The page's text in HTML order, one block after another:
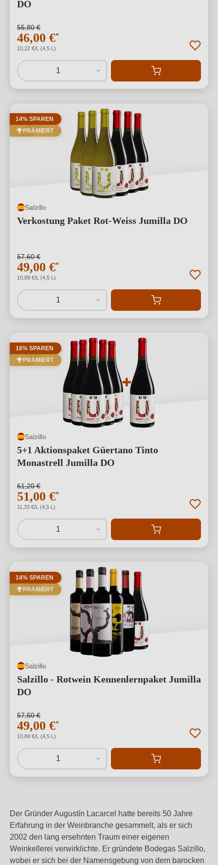
DO
55,80 €
46,00 €*
10,22 €/L (4,5 L)
1
14% SPAREN
PRÄMIERT
Salzillo
Verkostung Paket Rot-Weiss Jumilla DO
57,60 €
49,00 €*
10,89 €/L (4,5 L)
1
16% SPAREN
PRÄMIERT
Salzillo
5+1 Aktionspaket Güertano Tinto
Monastrell Jumilla DO
61,20 €
51,00 €*
11,33 €/L (4,5 L)
1
14% SPAREN
PRÄMIERT
Salzillo
Salzillo - Rotwein Kennenlernpaket Jumilla
DO
57,50 €
49,00 €*
10,89 €/L (4,5 L)
1
Der Gründer Augustín Lacarcel hatte bereits 50 Jahre
Erfahrung in der Weinbranche gesammelt, als er sich
2002 den lang ersehnten Traum einer eigenen
Weinkellerei verwirklichte. Er gründete Bodegas Salzillo,
wobei er sich bei der Namensgebung von dem barocken